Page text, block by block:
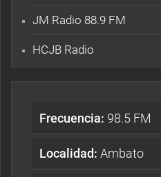
Frecuencia: 98.5 FM
Localidad: Ambato
JM Radio 88.9 FM
HCJB Radio